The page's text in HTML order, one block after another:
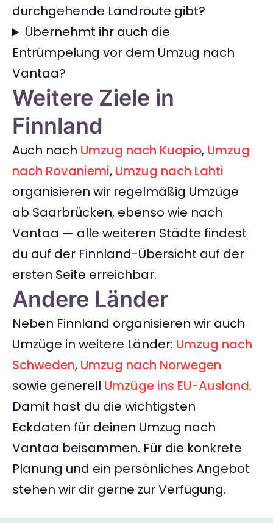
durchgehende Landroute gibt?
Übernehmt ihr auch die
Entrümpelung vor dem Umzug nach
Vantaa?
Weitere Ziele in
Finnland
Auch nach Umzug nach Kuopio, Umzug
nach Rovaniemi, Umzug nach Lahti
organisieren wir regelmäßig Umzüge
ab Saarbrücken, ebenso wie nach
Vantaa — alle weiteren Städte findest
du auf der Finnland-Übersicht auf der
ersten Seite erreichbar.
Andere Länder
Neben Finnland organisieren wir auch
Umzüge in weitere Länder: Umzug nach
Schweden, Umzug nach Norwegen
sowie generell Umzüge ins EU-Ausland.
Damit hast du die wichtigsten
Eckdaten für deinen Umzug nach
Vantaa beisammen. Für die konkrete
Planung und ein persönliches Angebot
stehen wir dir gerne zur Verfügung.